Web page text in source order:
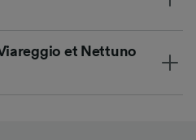
et Nettuno